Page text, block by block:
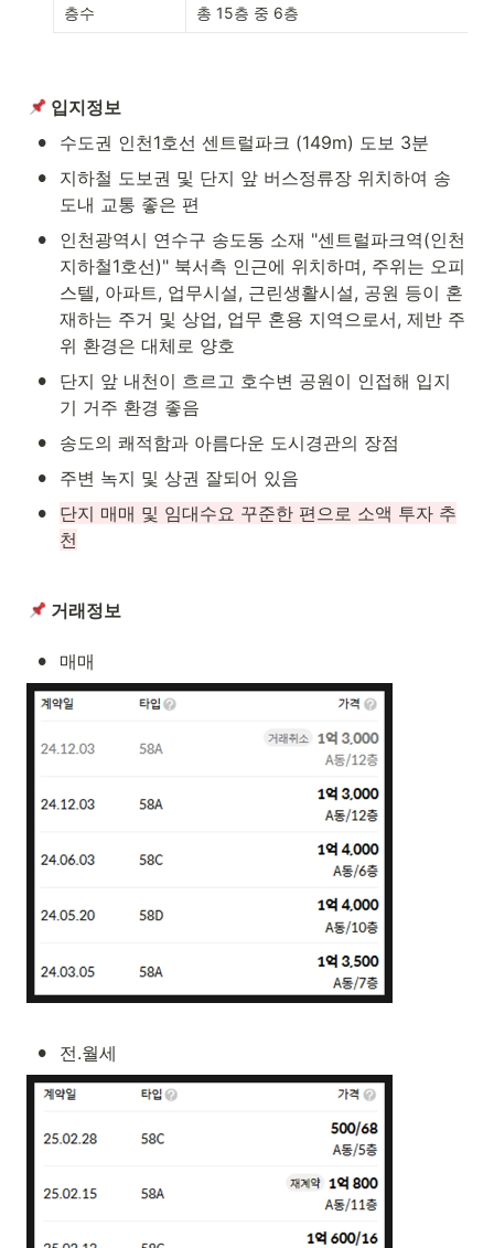
층수 총 15층 중 6층
입지정보
• 수도권 인천1호선 센트럴파크 (149m) 도보 3분
•
지하철 도보권 및 단지 앞 버스정류장 위치하여 송
도내 교통 좋은 편
•
인천광역시 연수구 송도동 소재 "센트럴파크역(인천
지하철1호선)" 북서측 인근에 위치하며, 주위는 오피
스텔, 아파트, 업무시설, 근린생활시설, 공원 등이 혼
재하는 주거 및 상업, 업무 혼용 지역으로서, 제반 주
위 환경은 대체로 양호
•
단지 앞 내천이 흐르고 호수변 공원이 인접해 입지
기 거주 환경 좋음
• 송도의 쾌적함과 아름다운 도시경관의 장점
• 주변 녹지 및 상권 잘되어 있음
•
단지 매매 및 임대수요 꾸준한 편으로 소액 투자 추
천
거래정보
• 매매
• 전.월세